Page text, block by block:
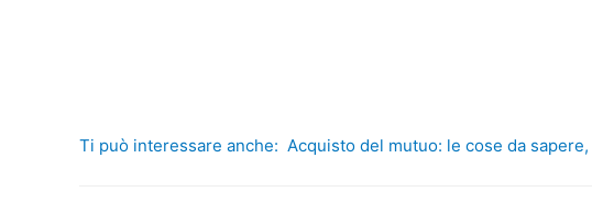
Ti può interessare anche: Acquisto del mutuo: le cose da